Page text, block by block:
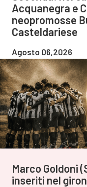
Acquanegra e
neopromosse
Casteldariese
Agosto 06,2026
Marco Goldoni
inseriti nel